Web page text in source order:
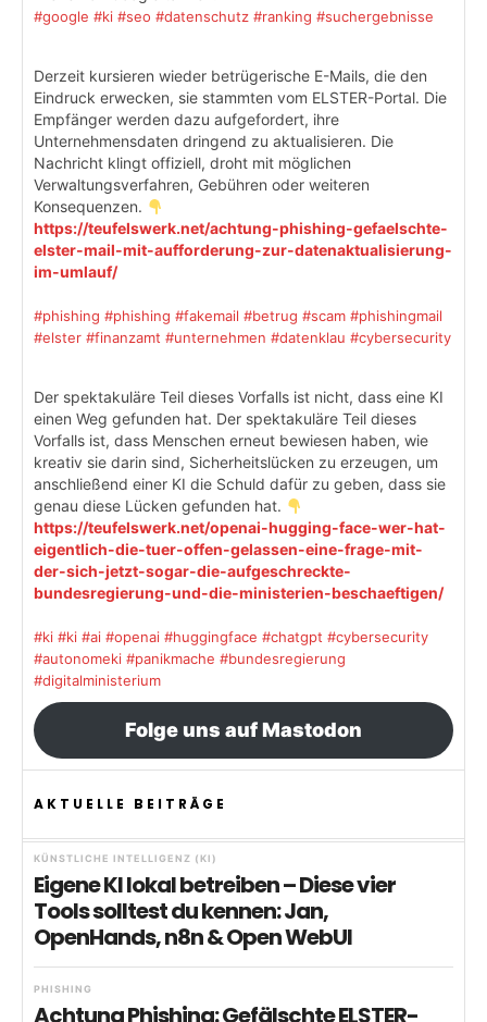
#google #ki #seo #datenschutz #ranking #suchergebnisse
Derzeit kursieren wieder betrügerische E-Mails, die den
Eindruck erwecken, sie stammten vom ELSTER-Portal. Die
Empfänger werden dazu aufgefordert, ihre
Unternehmensdaten dringend zu aktualisieren. Die
Nachricht klingt offiziell, droht mit möglichen
Verwaltungsverfahren, Gebühren oder weiteren
Konsequenzen.
https://teufelswerk.net/achtung-phishing-gefaelschte-
elster-mail-mit-aufforderung-zur-datenaktualisierung-
im-umlauf/
#phishing #phishing #fakemail #betrug #scam #phishingmail
#elster #finanzamt #unternehmen #datenklau #cybersecurity
Der spektakuläre Teil dieses Vorfalls ist nicht, dass eine KI
einen Weg gefunden hat. Der spektakuläre Teil dieses
Vorfalls ist, dass Menschen erneut bewiesen haben, wie
kreativ sie darin sind, Sicherheitslücken zu erzeugen, um
anschließend einer KI die Schuld dafür zu geben, dass sie
genau diese Lücken gefunden hat.
https://teufelswerk.net/openai-hugging-face-wer-hat-
eigentlich-die-tuer-offen-gelassen-eine-frage-mit-
der-sich-jetzt-sogar-die-aufgeschreckte-
bundesregierung-und-die-ministerien-beschaeftigen/
#ki #ki #ai #openai #huggingface #chatgpt #cybersecurity
#autonomeki #panikmache #bundesregierung
#digitalministerium
Folge uns auf Mastodon
AKTUELLE BEITRÄGE
KÜNSTLICHE INTELLIGENZ (KI)
Eigene KI lokal betreiben – Diese vier
Tools solltest du kennen: Jan,
OpenHands, n8n & Open WebUI
PHISHING
Achtung Phishing: Gefälschte ELSTER-